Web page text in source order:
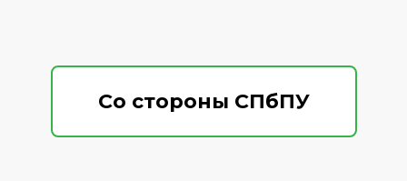
Со стороны СПбПУ